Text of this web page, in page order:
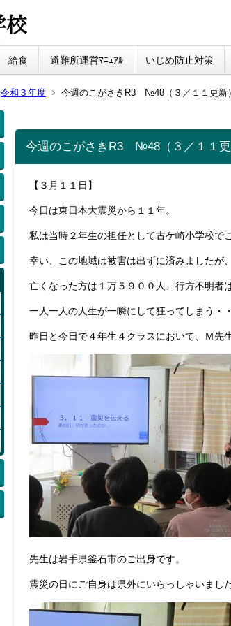
給食 避難所運営ﾏﾆｭｱﾙ いじめ防止対策
令和３年度 今週のこがさきR3 №48（３／１１更新）
今週のこがさきR3 №48（３／１１更
【３月１１日】
今日は東日本大震災から１１年。
私は当時２年生の担任として古ケ崎小学校で
幸い、この地域は被害は出ずに済みましたが
亡くなった方は１万５９００人、行方不明者
一人一人の人生が一瞬にして狂ってしまう・
昨日と今日で４年生４クラスにおいて、Ｍ先
先生は岩手県釜石市のご出身です。
震災の日にご自身は県外にいらっしゃいまし